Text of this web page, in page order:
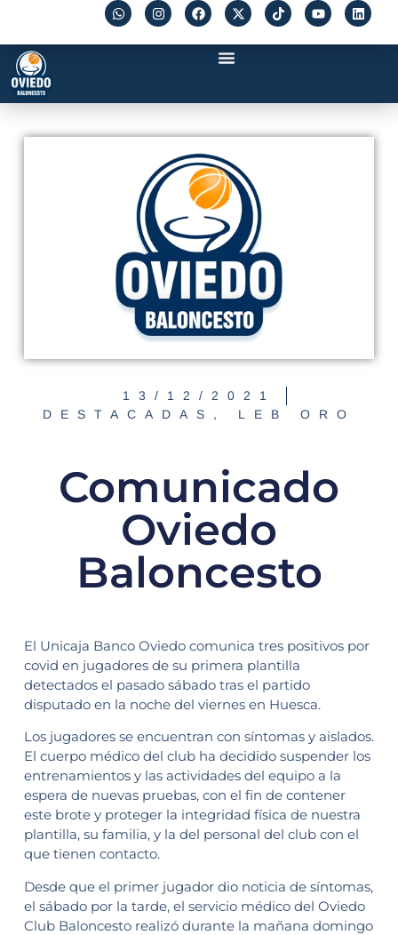
13/12/2021
DESTACADAS , LEB ORO
Comunicado
Oviedo
Baloncesto
El Unicaja Banco Oviedo comunica tres positivos por
covid en jugadores de su primera plantilla
detectados el pasado sábado tras el partido
disputado en la noche del viernes en Huesca.
Los jugadores se encuentran con síntomas y aislados.
El cuerpo médico del club ha decidido suspender los
entrenamientos y las actividades del equipo a la
espera de nuevas pruebas, con el fin de contener
este brote y proteger la integridad física de nuestra
plantilla, su familia, y la del personal del club con el
que tienen contacto.
Desde que el primer jugador dio noticia de síntomas,
el sábado por la tarde, el servicio médico del Oviedo
Club Baloncesto realizó durante la mañana domingo